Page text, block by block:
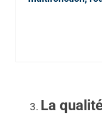
La